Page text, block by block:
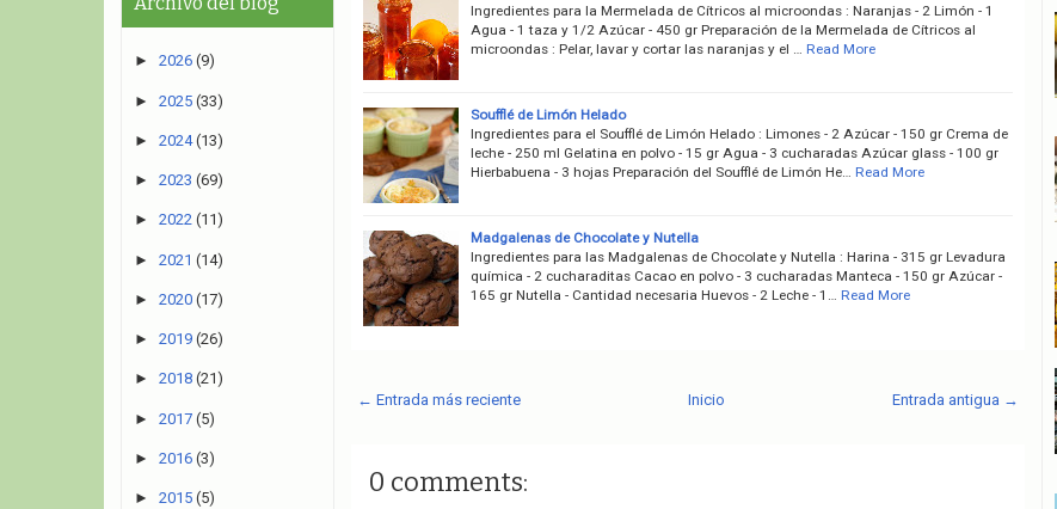
Ingredientes para la Mermelada de Cítricos al microondas : Naranjas - 2 Limón - 1
Agua - 1 taza y 1/2 Azúcar - 450 gr Preparación de la Mermelada de Cítricos al
microondas : Pelar, lavar y cortar las naranjas y el …
Read More
Soufflé de Limón Helado
Ingredientes para el Soufflé de Limón Helado : Limones - 2 Azúcar - 150 gr Crema de
leche - 250 ml Gelatina en polvo - 15 gr Agua - 3 cucharadas Azúcar glass - 100 gr
Hierbabuena - 3 hojas Preparación del Soufflé de Limón He…
Read More
Madgalenas de Chocolate y Nutella
Ingredientes para las Madgalenas de Chocolate y Nutella : Harina - 315 gr Levadura
química - 2 cucharaditas Cacao en polvo - 3 cucharadas Manteca - 150 gr Azúcar -
165 gr Nutella - Cantidad necesaria Huevos - 2 Leche - 1…
Read More
← Entrada más reciente Entrada antigua →
Inicio
0 comments:
► 2026 (9)
► 2025 (33)
► 2024 (13)
► 2023 (69)
► 2022 (11)
► 2021 (14)
► 2020 (17)
► 2019 (26)
► 2018 (21)
► 2017 (5)
► 2016 (3)
► 2015 (5)